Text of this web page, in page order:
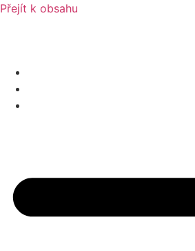
Přejít k obsahu